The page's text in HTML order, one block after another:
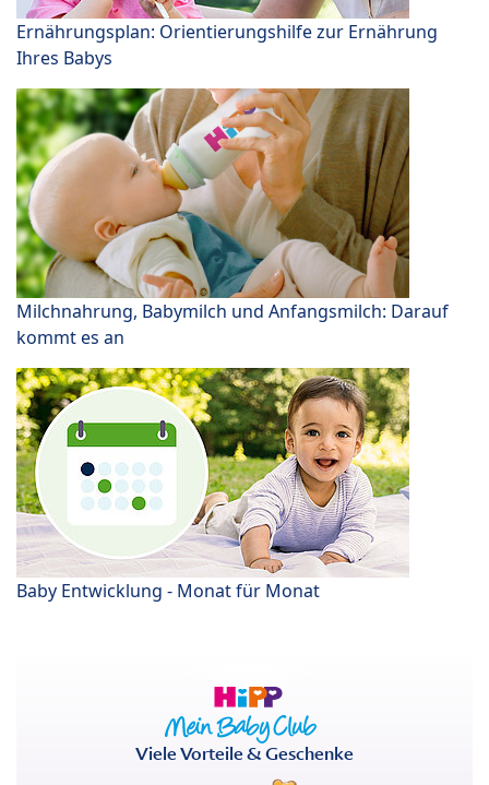
Ernährungsplan: Orientierungshilfe zur Ernährung
Ihres Babys
Milchnahrung, Babymilch und Anfangsmilch: Darauf
kommt es an
Baby Entwicklung - Monat für Monat
Viele Vorteile & Geschenke